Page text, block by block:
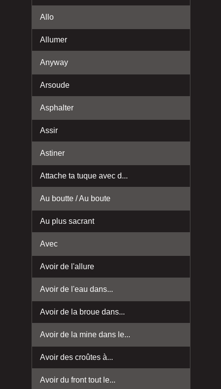
Allo
Allumer
Anyway
Arsoude
Asphalter
Assir
Astiner
Attache ta tuque avec d...
Au boutte / Au boute
Au plus sacrant
Avec
Avoir de l'allure
Avoir de l'eau dans...
Avoir de la broue dans...
Avoir de la mine dans le...
Avoir des croûtes à...
Avoir du front tout le...